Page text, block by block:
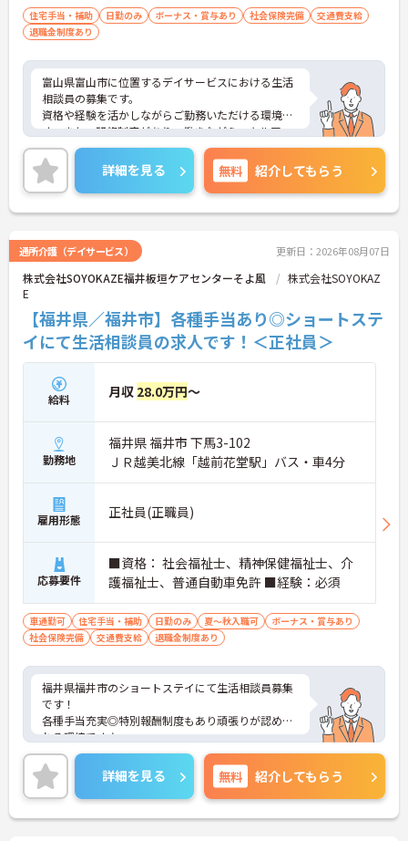
住宅手当・補助 日勤のみ ボーナス・賞与あり 社会保険完備
交通費支給
退職金制度あり
富山県富山市に位置するデイサービスにおける生活
相談員の募集です。
資格や経験を活かしながらご勤務いただける環境で
す。また、研修制度があり、働きながらスキルアッ
プが目指せる環境です。
ご興味のある方には、面接対策ポイントなど、さら
に詳細をご案内しますのでお気軽にご相談くださ
い！
詳細を見る 無料 紹介してもらう
通所介護（デイサービス） 更新日：2026年08月07日
株式会社SOYOKAZE福井板垣ケアセンターそよ風
株式会社SOYOKAZ
E
【福井県／福井市】各種手当あり◎ショートステ
イにて生活相談員の求人です！＜正社員＞
給料 月収 28.0万円～
勤務地
福井県 福井市 下馬3-102
ＪＲ越美北線「越前花堂駅」バス・車4分
雇用形態 正社員(正職員)
応募要件
■資格： 社会福祉士、精神保健福祉士、介
護福祉士、普通自動車免許 ■経験：必須
車通勤可 住宅手当・補助 日勤のみ 夏～秋入職可
ボーナス・賞与あり
社会保険完備
交通費支給 退職金制度あり
福井県福井市のショートステイにて生活相談員募集
です！
各種手当充実◎特別報酬制度もあり頑張りが認めら
れる環境です♪
ご興味のある方には、面接対策ポイントなどさらに
詳細をお話いたしますので、お気軽にご相談くださ
い。
詳細を見る 無料 紹介してもらう